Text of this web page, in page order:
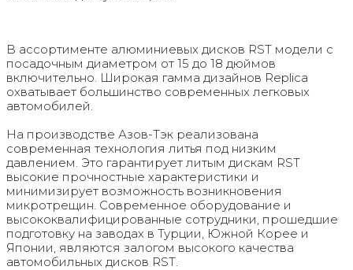
В ассортименте алюминиевых дисков RST модели с
посадочным диаметром от 15 до 18 дюймов
включительно. Широкая гамма дизайнов Replica
охватывает большинство современных легковых
автомобилей.
На производстве Азов-Тэк реализована
современная технология литья под низким
давлением. Это гарантирует литым дискам RST
высокие прочностные характеристики и
минимизирует возможность возникновения
микротрещин. Современное оборудование и
высококвалифицированные сотрудники, прошедшие
подготовку на заводах в Турции, Южной Корее и
Японии, являются залогом высокого качества
автомобильных дисков RST.